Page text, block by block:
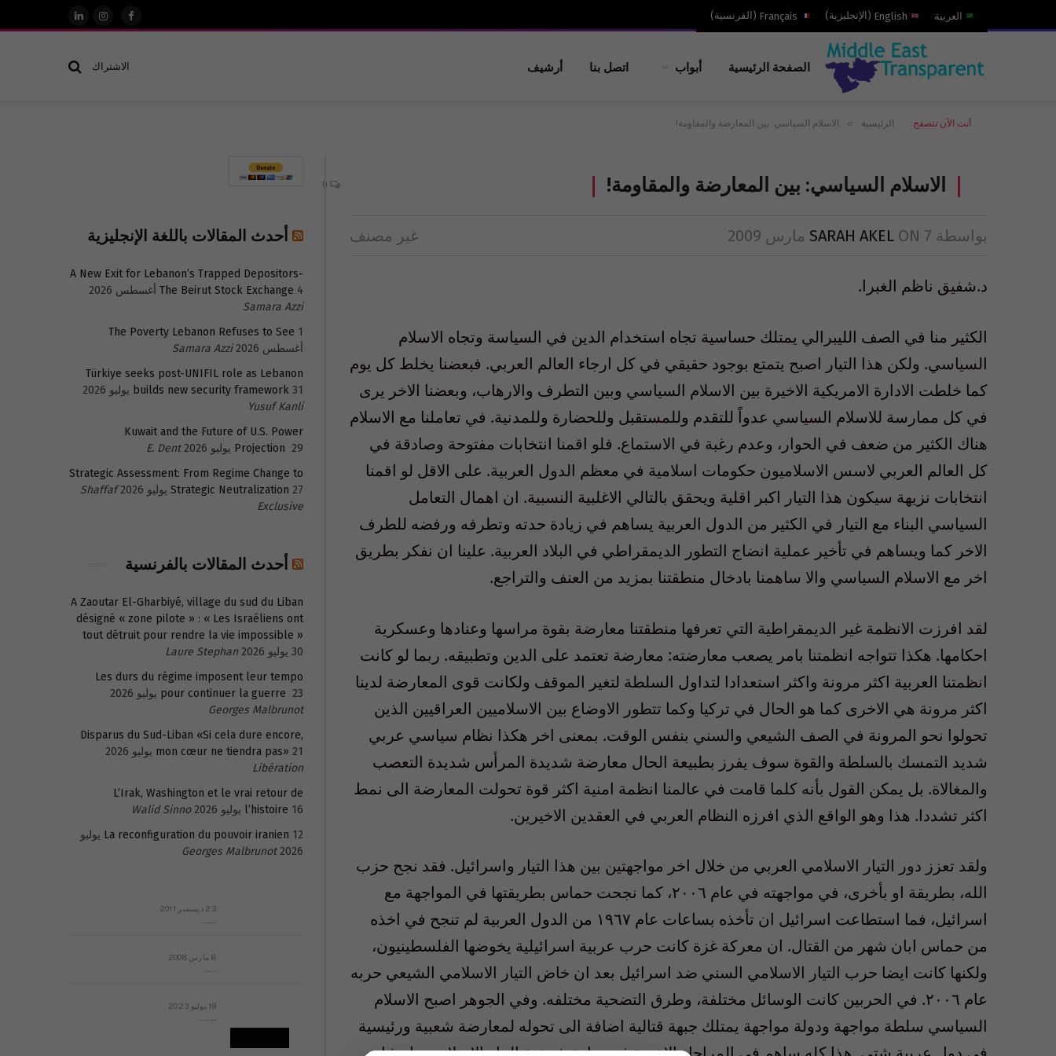
العربية English
( الإنجليزية)
Français
( الفرنسية)
فيسبوكالانستغرام
لينكدإن
الصفحة الرئيسية أبواب اتصل بنا أرشيف الاشتراك
أنت الآن تتصفح: الرئيسية » الاسلام السياسي: بين المعارضة والمقاومة!
الاسلام السياسي: بين المعارضة والمقاومة!
بواسطة SARAH AKEL ON 7 مارس 2009 غير مصنف
د.شفيق ناظم الغبرا.
الكثير منا في الصف الليبرالي يمتلك حساسية تجاه استخدام الدين في السياسة وتجاه الاسلام
السياسي. ولكن هذا التيار اصبح يتمتع بوجود حقيقي في كل ارجاء العالم العربي. فبعضنا يخلط كل يوم
كما خلطت الادارة الامريكية الاخيرة بين الاسلام السياسي وبين التطرف والارهاب، وبعضنا الاخر يرى
في كل ممارسة للاسلام السياسي عدواً للتقدم وللمستقبل وللحضارة وللمدنية. في تعاملنا مع الاسلام
هناك الكثير من ضعف في الحوار، وعدم رغبة في الاستماع. فلو اقمنا انتخابات مفتوحة وصادقة في
كل العالم العربي لاسس الاسلاميون حكومات اسلامية في معظم الدول العربية. على الاقل لو اقمنا
انتخابات نزيهة سيكون هذا التيار اكبر اقلية ويحقق بالتالي الاغلبية النسبية. ان اهمال التعامل
السياسي البناء مع التيار في الكثير من الدول العربية يساهم في زيادة حدته وتطرفه ورفضه للطرف
الاخر كما ويساهم في تأخير عملية انضاج التطور الديمقراطي في البلاد العربية. علينا ان نفكر بطريق
اخر مع الاسلام السياسي والا ساهمنا بادخال منطقتنا بمزيد من العنف والتراجع.
لقد افرزت الانظمة غير الديمقراطية التي تعرفها منطقتنا معارضة بقوة مراسها وعنادها وعسكرية
احكامها. هكذا تتواجه انظمتنا بامر يصعب معارضته: معارضة تعتمد على الدين وتطبيقه. ربما لو كانت
انظمتنا العربية اكثر مرونة واكثر استعدادا لتداول السلطة لتغير الموقف ولكانت قوى المعارضة لدينا
اكثر مرونة هي الاخرى كما هو الحال في تركيا وكما تتطور الاوضاع بين الاسلاميين العراقيين الذين
تحولوا نحو المرونة في الصف الشيعي والسني بنفس الوقت. بمعنى اخر هكذا نظام سياسي عربي
شديد التمسك بالسلطة والقوة سوف يفرز بطبيعة الحال معارضة شديدة المرأس شديدة التعصب
والمغالاة. بل يمكن القول بأنه كلما قامت في عالمنا انظمة امنية اكثر قوة تحولت المعارضة الى نمط
اكثر تشددا. هذا وهو الواقع الذي افرزه النظام العربي في العقدين الاخيرين.
ولقد تعزز دور التيار الاسلامي العربي من خلال اخر مواجهتين بين هذا التيار واسرائيل. فقد نجح حزب
الله، بطريقة او بأخرى، في مواجهته في عام ٢٠٠٦، كما نجحت حماس بطريقتها في المواجهة مع
اسرائيل، فما استطاعت اسرائيل ان تأخذه بساعات عام ١٩٦٧ من الدول العربية لم تنجح في اخذه
من حماس ابان شهر من القتال. ان معركة غزة كانت حرب عربية اسرائيلية يخوضها الفلسطينيون،
ولكنها كانت ايضا حرب التيار الاسلامي السني ضد اسرائيل بعد ان خاض التيار الاسلامي الشيعي حربه
عام ٢٠٠٦. في الحربين كانت الوسائل مختلفة، وطرق التضحية مختلفه. وفي الجوهر اصبح الاسلام
السياسي سلطة مواجهة ودولة مواجهة يمتلك جبهة قتالية اضافة الى تحوله لمعارضة شعبية ورئيسية
أحدث المقالات باللغة الإنجليزية
A New Exit for Lebanon’s Trapped Depositors-
The Beirut Stock Exchange 4 أغسطس 2026
Samara Azzi
The Poverty Lebanon Refuses to See 1
أغسطس 2026
Samara Azzi
Türkiye seeks post-UNIFIL role as Lebanon
builds new security framework 31 يوليو 2026
Yusuf Kanli
Kuwait and the Future of U.S. Power
Projection 29 يوليو 2026
E. Dent
Strategic Assessment: From Regime Change to
Strategic Neutralization 27 يوليو 2026
Shaffaf
Exclusive
أحدث المقالات بالفرنسية
A Zaoutar El-Gharbiyé, village du sud du Liban
désigné « zone pilote » : « Les Israéliens ont
tout détruit pour rendre la vie impossible »
30 يوليو 2026
Laure Stephan
Les durs du régime imposent leur tempo
pour continuer la guerre 23 يوليو 2026
Georges Malbrunot
Disparus du Sud-Liban «Si cela dure encore,
mon cœur ne tiendra pas» 21 يوليو 2026
Libération
L’Irak, Washington et le vrai retour de
l’histoire 16 يوليو 2026
Walid Sinno
La reconfiguration du pouvoir iranien 12 يوليو
2026
Georges Malbrunot
23 ديسمبر 2011
8 مارس 2008
19 يوليو 2023